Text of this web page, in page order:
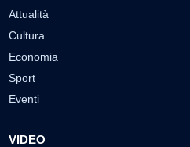
Attualità
Cultura
Economia
Sport
Eventi
VIDEO